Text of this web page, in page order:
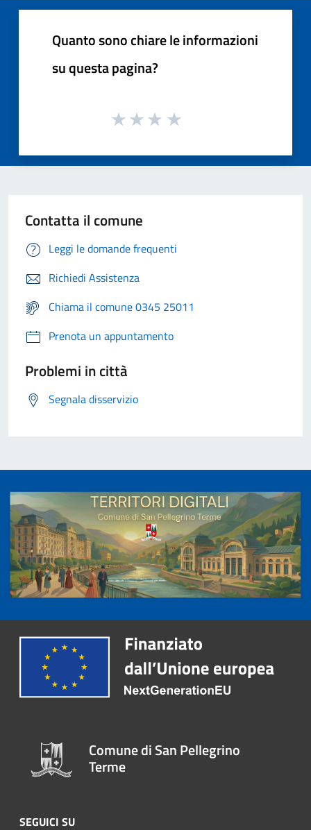
Quanto sono chiare le informazioni
su questa pagina?
Contatta il comune
Leggi le domande frequenti
Richiedi Assistenza
Chiama il comune 0345 25011
Prenota un appuntamento
Problemi in città
Segnala disservizio
Comune di San Pellegrino
Terme
SEGUICI SU